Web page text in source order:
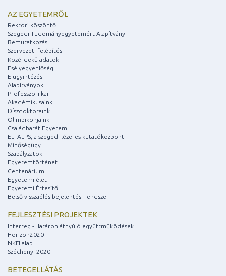
AZ EGYETEMRŐL
Rektori köszöntő
Szegedi Tudományegyetemért Alapítvány
Bemutatkozás
Szervezeti felépítés
Közérdekű adatok
Esélyegyenlőség
E-ügyintézés
Alapítványok
Professzori kar
Akadémikusaink
Díszdoktoraink
Olimpikonjaink
Családbarát Egyetem
ELI-ALPS, a szegedi lézeres kutatóközpont
Minőségügy
Szabályzatok
Egyetemtörténet
Centenárium
Egyetemi élet
Egyetemi Értesítő
Belső visszaélés-bejelentési rendszer
FEJLESZTÉSI PROJEKTEK
Interreg - Határon átnyúló együttműködések
Horizon2020
NKFI alap
Széchenyi 2020
BETEGELLÁTÁS